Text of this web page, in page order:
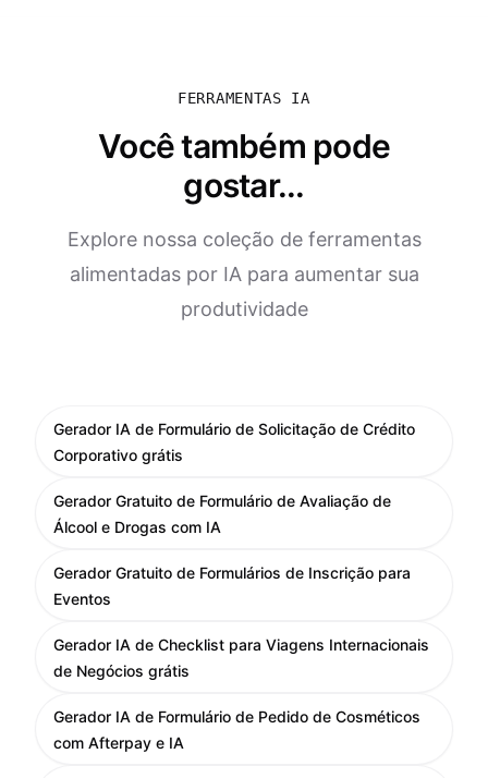
FERRAMENTAS IA
Você também pode
gostar...
Explore nossa coleção de ferramentas
alimentadas por IA para aumentar sua
produtividade
Gerador IA de Formulário de Solicitação de Crédito
Corporativo grátis
Gerador Gratuito de Formulário de Avaliação de
Álcool e Drogas com IA
Gerador Gratuito de Formulários de Inscrição para
Eventos
Gerador IA de Checklist para Viagens Internacionais
de Negócios grátis
Gerador IA de Formulário de Pedido de Cosméticos
com Afterpay e IA